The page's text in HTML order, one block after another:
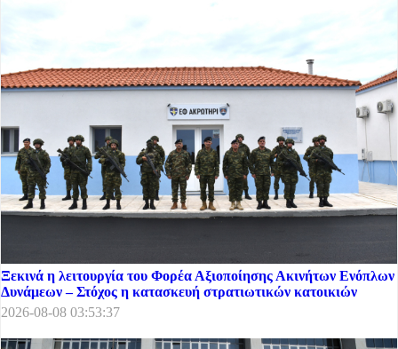
Ξεκινά η λειτουργία του Φορέα Αξιοποίησης Ακινήτων Ενόπλων
Δυνάμεων – Στόχος η κατασκευή στρατιωτικών κατοικιών
2026-08-08 03:53:37